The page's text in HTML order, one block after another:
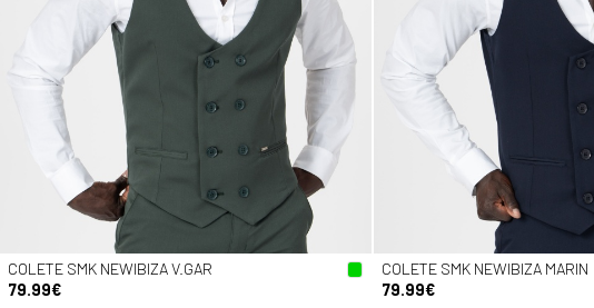
COLETE SMK NEWIBIZA V.GAR
79.99€
COLETE SMK NEWIBIZA MARIN
79.99€